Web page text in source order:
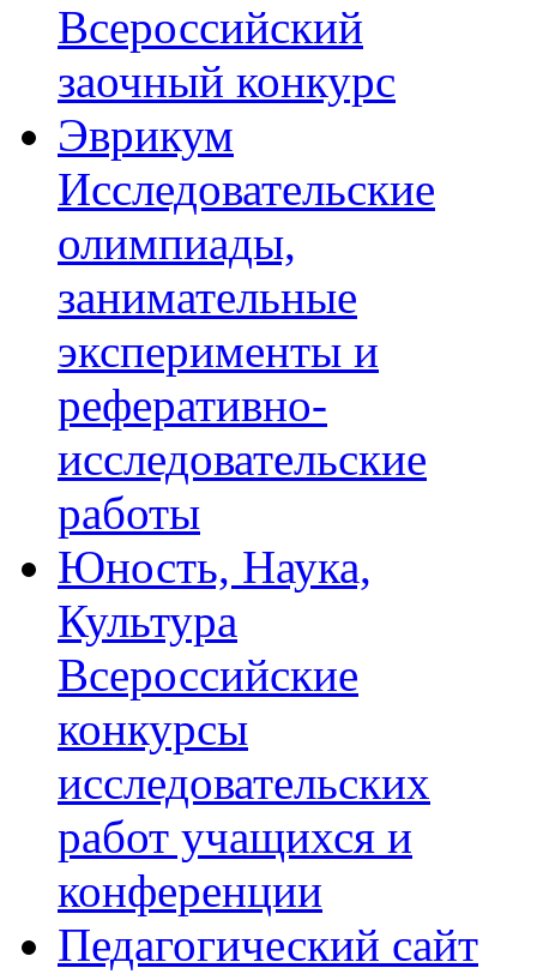
Всероссийский
заочный конкурс
Эврикум
Исследовательские
олимпиады,
занимательные
эксперименты и
реферативно-
исследовательские
работы
Юность, Наука,
Культура
Всероссийские
конкурсы
исследовательских
работ учащихся и
конференции
Педагогический сайт